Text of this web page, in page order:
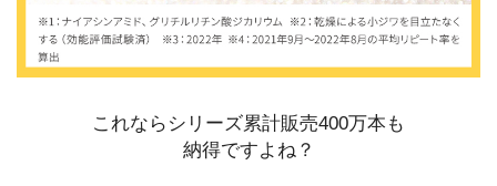
これならシリーズ累計販売400万本も
納得ですよね？